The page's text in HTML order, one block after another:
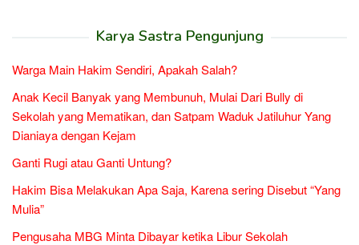
Karya Sastra Pengunjung
Warga Main Hakim Sendiri, Apakah Salah?
Anak Kecil Banyak yang Membunuh, Mulai Dari Bully di
Sekolah yang Mematikan, dan Satpam Waduk Jatiluhur Yang
Dianiaya dengan Kejam
Ganti Rugi atau Ganti Untung?
Hakim Bisa Melakukan Apa Saja, Karena sering Disebut “Yang
Mulia”
Pengusaha MBG Minta Dibayar ketika Libur Sekolah